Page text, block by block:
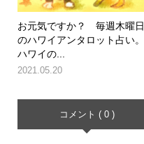
お元気ですか？ 毎週木曜日
のハワイアンタロット占い。
ハワイの...
2021.05.20
コメント ( 0 )